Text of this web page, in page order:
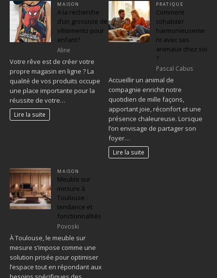
MAISON
A la recherche
d’un grossiste de
vêtements pour
enfant?
Aline
Votre rêve est de créer votre
propre magasin en ligne ? La
qualité de vos produits occupe
une place importante pour la
réussite de votre…
Lire la suite
PRATIQUE
Comment
cohabiter
harmonieuseme
nt avec ses
animaux chez soi
?
Pascal Cabus
Accueillir un animal de
compagnie enrichit notre
quotidien de mille façons,
apportant joie, réconfort et une
présence chaleureuse. Lorsque
l’on envisage de partager son
foyer…
Lire la suite
MAISON
Meuble sur
mesure à
Toulouse :
tendance et
fonctionnalités
Povoski
À Toulouse, le meuble sur
mesure s’impose comme une
solution prisée pour optimiser
l’espace tout en répondant aux